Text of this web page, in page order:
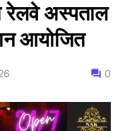
रेलवे अस्पताल
आयोजित
0